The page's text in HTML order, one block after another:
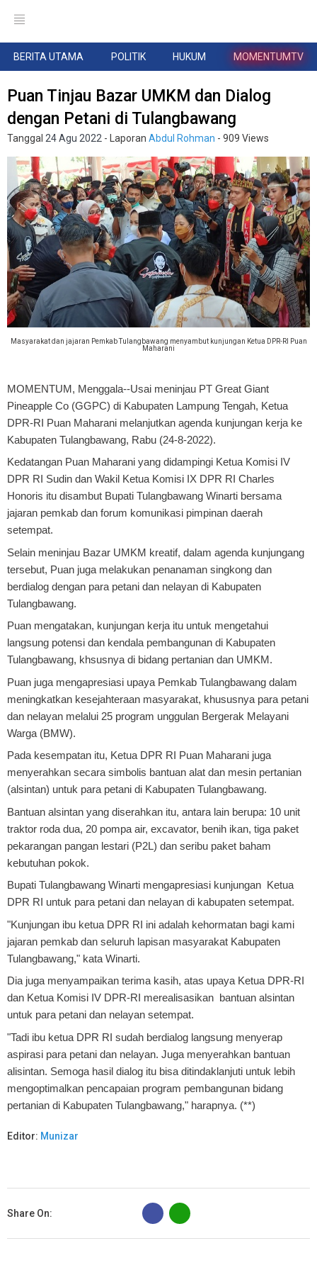
BERITA UTAMA POLITIK HUKUM MOMENTUMTV
Puan Tinjau Bazar UMKM dan Dialog
dengan Petani di Tulangbawang
Tanggal 24 Agu 2022 - Laporan Abdul Rohman - 909 Views
Masyarakat dan jajaran Pemkab Tulangbawang menyambut kunjungan Ketua DPR-RI Puan
Maharani
MOMENTUM, Menggala--Usai meninjau PT Great Giant
Pineapple Co (GGPC) di Kabupaten Lampung Tengah, Ketua
DPR-RI Puan Maharani melanjutkan agenda kunjungan kerja ke
Kabupaten Tulangbawang, Rabu (24-8-2022).
Kedatangan Puan Maharani yang didampingi Ketua Komisi IV
DPR RI Sudin dan Wakil Ketua Komisi IX DPR RI Charles
Honoris itu disambut Bupati Tulangbawang Winarti bersama
jajaran pemkab dan forum komunikasi pimpinan daerah
setempat.
Selain meninjau Bazar UMKM kreatif, dalam agenda kunjungang
tersebut, Puan juga melakukan penanaman singkong dan
berdialog dengan para petani dan nelayan di Kabupaten
Tulangbawang.
Puan mengatakan, kunjungan kerja itu untuk mengetahui
langsung potensi dan kendala pembangunan di Kabupaten
Tulangbawang, khsusnya di bidang pertanian dan UMKM.
Puan juga mengapresiasi upaya Pemkab Tulangbawang dalam
meningkatkan kesejahteraan masyarakat, khususnya para petani
dan nelayan melalui 25 program unggulan Bergerak Melayani
Warga (BMW).
Pada kesempatan itu, Ketua DPR RI Puan Maharani juga
menyerahkan secara simbolis bantuan alat dan mesin pertanian
(alsintan) untuk para petani di Kabupaten Tulangbawang.
Bantuan alsintan yang diserahkan itu, antara lain berupa: 10 unit
traktor roda dua, 20 pompa air, excavator, benih ikan, tiga paket
pekarangan pangan lestari (P2L) dan seribu paket baham
kebutuhan pokok.
Bupati Tulangbawang Winarti mengapresiasi kunjungan Ketua
DPR RI untuk para petani dan nelayan di kabupaten setempat.
"Kunjungan ibu ketua DPR RI ini adalah kehormatan bagi kami
jajaran pemkab dan seluruh lapisan masyarakat Kabupaten
Tulangbawang," kata Winarti.
Dia juga menyampaikan terima kasih, atas upaya Ketua DPR-RI
dan Ketua Komisi IV DPR-RI merealisasikan bantuan alsintan
untuk para petani dan nelayan setempat.
"Tadi ibu ketua DPR RI sudah berdialog langsung menyerap
aspirasi para petani dan nelayan. Juga menyerahkan bantuan
alisintan. Semoga hasil dialog itu bisa ditindaklanjuti untuk lebih
mengoptimalkan pencapaian program pembangunan bidang
pertanian di Kabupaten Tulangbawang," harapnya. (**)
Editor: Munizar
Share On:
B